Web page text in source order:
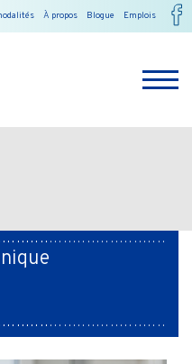
À propos Blogue Emplois